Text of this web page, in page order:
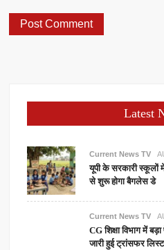
Latest
Current News TV
यूपी के सरकारी स्कूलों
से शुरू होगा बैगलेस डे
Current News TV
CG शिक्षा विभाग में
जारी हुई ट्रांसफर लिस्ट